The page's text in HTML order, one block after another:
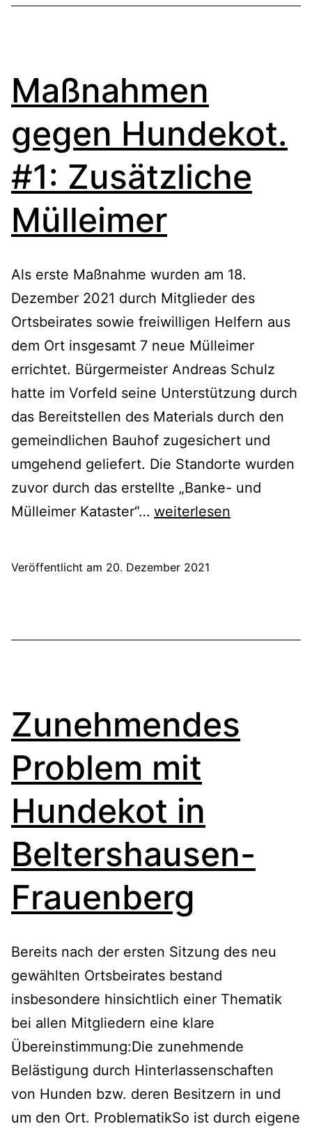
Maßnahmen
gegen Hundekot.
#1: Zusätzliche
Mülleimer
Als erste Maßnahme wurden am 18.
Dezember 2021 durch Mitglieder des
Ortsbeirates sowie freiwilligen Helfern aus
dem Ort insgesamt 7 neue Mülleimer
errichtet. Bürgermeister Andreas Schulz
hatte im Vorfeld seine Unterstützung durch
das Bereitstellen des Materials durch den
gemeindlichen Bauhof zugesichert und
umgehend geliefert. Die Standorte wurden
zuvor durch das erstellte „Banke- und
Mülleimer Kataster“… Maßnahmen
weiterlesen
Veröffentlicht am 20. Dezember 2021
Zunehmendes
Problem mit
Hundekot in
Beltershausen-
Frauenberg
Bereits nach der ersten Sitzung des neu
gewählten Ortsbeirates bestand
insbesondere hinsichtlich einer Thematik
bei allen Mitgliedern eine klare
Übereinstimmung:Die zunehmende
Belästigung durch Hinterlassenschaften
von Hunden bzw. deren Besitzern in und
um den Ort. ProblematikSo ist durch eigene